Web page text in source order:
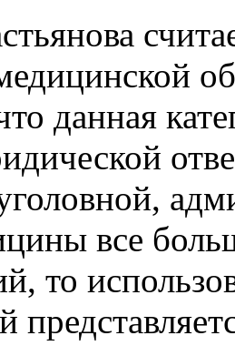
данная
все
то